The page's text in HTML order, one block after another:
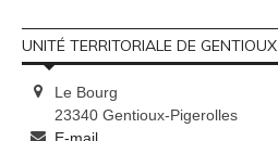
UNITÉ TERRITORIALE DE GENTIOUX
Le Bourg
23340 Gentioux-Pigerolles